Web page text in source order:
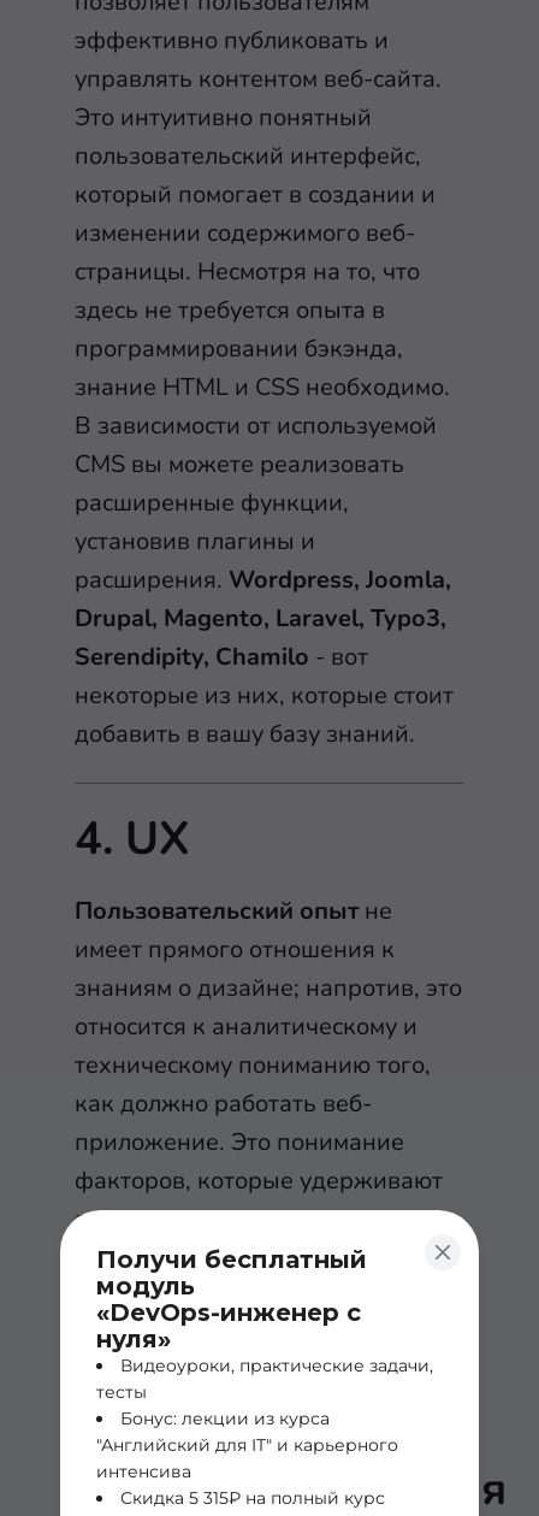
Получи бесплатный
модуль
«DevOps-инженер с
нуля»
Видеоуроки, практические задачи,
тесты
Бонус: лекции из курса
"Английский для IT" и карьерного
интенсива
Скидка 5 315₽ на полный курс
эффективно публиковать и
управлять контентом веб-сайта.
Это интуитивно понятный
пользовательский интерфейс,
который помогает в создании и
изменении содержимого веб-
страницы. Несмотря на то, что
здесь не требуется опыта в
программировании бэкэнда,
знание HTML и CSS необходимо.
В зависимости от используемой
CMS вы можете реализовать
расширенные функции,
установив плагины и
расширения. Wordpress, Joomla,
Drupal, Magento, Laravel, Typo3,
Serendipity, Chamilo - вот
некоторые из них, которые стоит
добавить в вашу базу знаний.
4. UX
Пользовательский опытне
имеет прямого отношения к
знаниям о дизайне; напротив, это
относится к аналитическому и
техническому пониманию того,
как должно работать веб-
приложение. Это понимание
факторов, которые удерживают
пользователей на сайте,
помогают им найти то, что они
ищут, и оптимизируют
поддерживаемые функции.
5. Языки
программирования